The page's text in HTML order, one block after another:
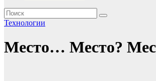
Технологии
Место… Место?